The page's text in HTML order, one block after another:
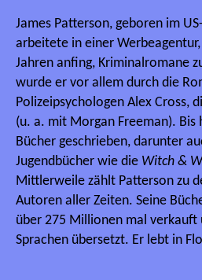
James Patterson, geboren im
arbeitete in einer
Jahren anfing, Kriminalromane
wurde er vor allem durch die
Polizeipsychologen Alex Cross,
(u. a. mit Morgan Freeman).
Bücher geschrieben, darunter
Jugendbücher wie die Witch &
Mittlerweile zählt Patterson zu
Autoren aller Zeiten. Seine
über 275 Millionen mal verkauft
Sprachen übersetzt. Er lebt in